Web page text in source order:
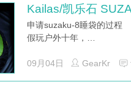
Kailas/凯乐石
申请suzaku-8睡袋的过程
假玩户外十年，…
09月04日 GearKr